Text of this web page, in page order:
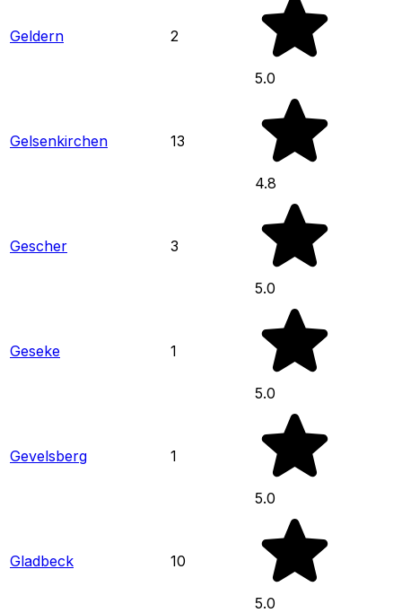
Geldern 2
5.0
Gelsenkirchen 13
4.8
Gescher 3
5.0
Geseke 1
5.0
Gevelsberg 1
5.0
Gladbeck 10
5.0